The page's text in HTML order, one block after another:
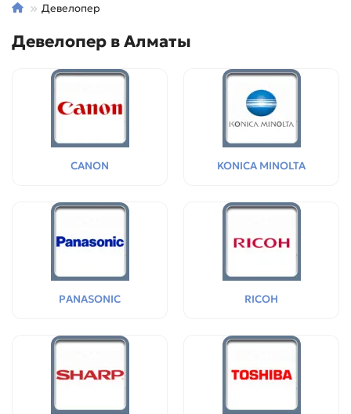
Девелопер
Девелопер в Алматы
CANON KONICA MINOLTA
PANASONIC RICOH